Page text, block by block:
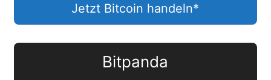
Jetzt Bitcoin handeln*
Bitpanda